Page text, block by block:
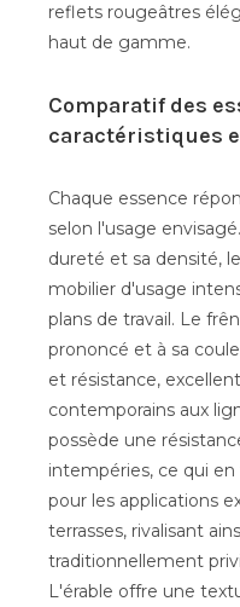
reflets rougeâtres
haut de gamme.
Comparatif des
caractéristiques
Chaque essence
selon l'usage
dureté et sa densité,
mobilier d'usage
plans de travail. Le
prononcé et à sa
et résistance,
contemporains aux
possède une
intempéries, ce qui
pour les applications
terrasses, rivalisant
traditionnellement
L'érable offre une